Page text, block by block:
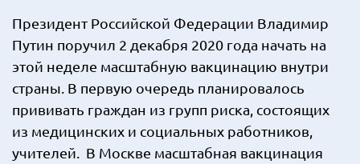
Президент Российской Федерации Владимир
Путин поручил 2 декабря 2020 года начать на
этой неделе масштабную вакцинацию внутри
страны. В первую очередь планировалось
прививать граждан из групп риска, состоящих
из медицинских и социальных работников,
учителей. В Москве масштабная вакцинация